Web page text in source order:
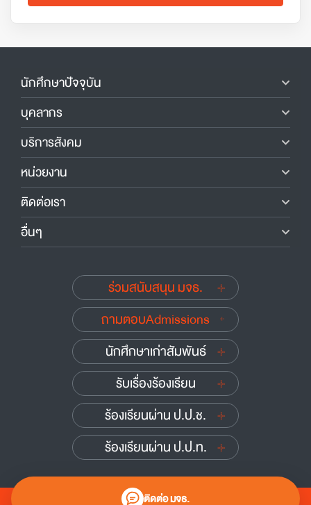
ติดต่อ มจธ.
นักศึกษาปัจจุบัน
บุคลากร
บริการสังคม
หน่วยงาน
ติดต่อเรา
อื่นๆ
ร่วมสนับสนุน มจธ.
ถามตอบAdmissions
นักศึกษาเก่าสัมพันธ์
รับเรื่องร้องเรียน
ร้องเรียนผ่าน ป.ป.ช.
ร้องเรียนผ่าน ป.ป.ท.